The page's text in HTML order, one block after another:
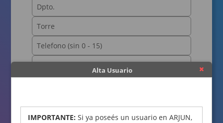
Alta Usuario
IMPORTANTE:Si ya poseés un usuario en ARJUN,